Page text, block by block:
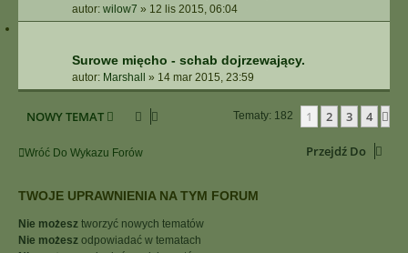
autor: wilow7 » 12 lis 2015, 06:04
Surowe mięcho - schab dojrzewający.
autor: Marshall » 14 mar 2015, 23:59
NOWY TEMAT Tematy: 182 1 2 3 4
Wróć Do Wykazu Forów Przejdź Do
TWOJE UPRAWNIENIA NA TYM FORUM
Nie możesz tworzyć nowych tematów
Nie możesz odpowiadać w tematach